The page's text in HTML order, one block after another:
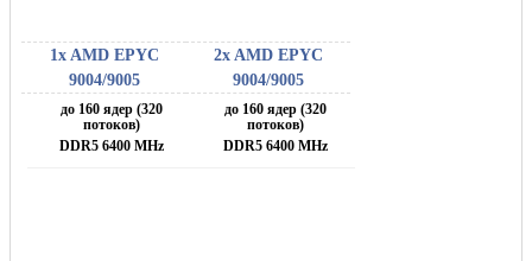
1x AMD EPYC
9004/9005
до 160 ядер (320
потоков)
DDR5 6400 MHz
2x AMD EPYC
9004/9005
до 160 ядер (320
потоков)
DDR5 6400 MHz